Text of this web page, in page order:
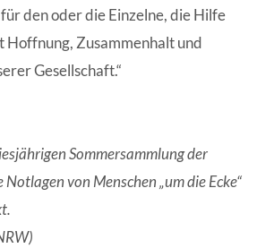
den oder die Einzelne, die Hilfe
Hoffnung, Zusammenhalt und
Gesellschaft.“
Sommersammlung der
von Menschen „um die Ecke“